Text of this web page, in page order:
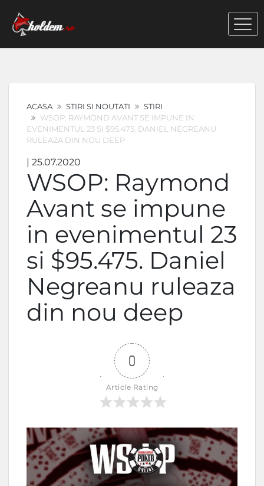
ACASA STIRI SI NOUTATI
STIRI
WSOP: RAYMOND AVANT SE IMPUNE IN
EVENIMENTUL 23 SI $95.475. DANIEL NEGREANU
RULEAZA DIN NOU DEEP
| 25.07.2020
WSOP: Raymond
Avant se impune
in evenimentul 23
si $95.475. Daniel
Negreanu ruleaza
din nou deep
0
Article Rating